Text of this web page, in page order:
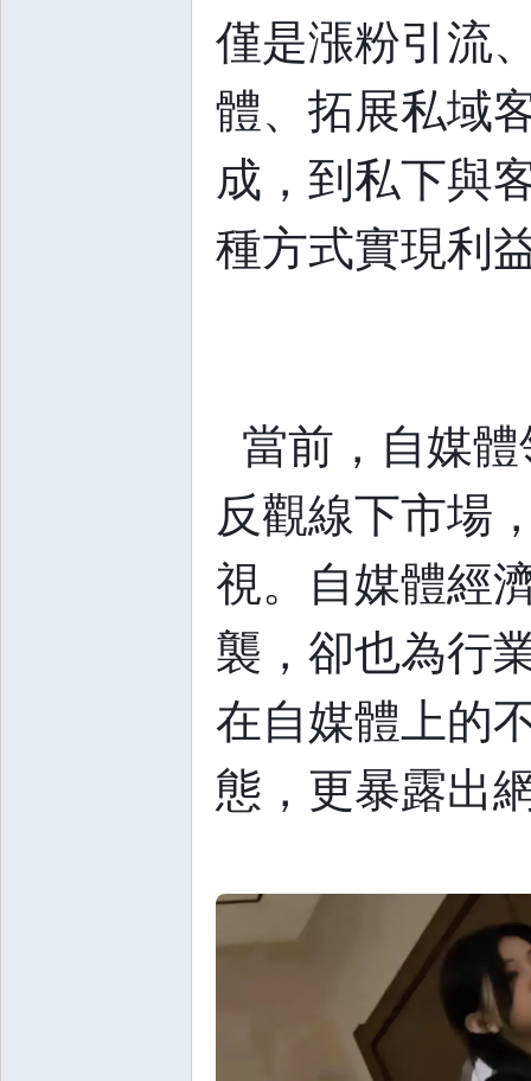
僅是漲粉引流
體、拓展私域
成，到私下與
種方式實現利
當前，自媒
反觀線下市場
視。自媒體經
襲，卻也為行
在自媒體上的
態，更暴露出